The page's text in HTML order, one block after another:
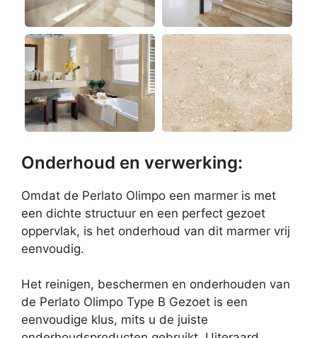
Onderhoud en verwerking:
Omdat de Perlato Olimpo een marmer is met
een dichte structuur en een perfect gezoet
oppervlak, is het onderhoud van dit marmer vrij
eenvoudig.
Het reinigen, beschermen en onderhouden van
de Perlato Olimpo Type B Gezoet is een
eenvoudige klus, mits u de juiste